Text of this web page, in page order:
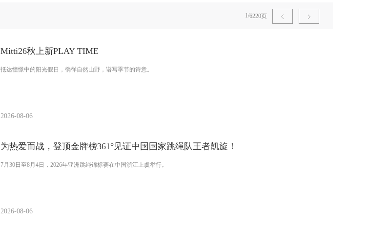
1/6220页
Mitti26秋上新PLAY TIME
抵达憧憬中的阳光假日，徜徉自然山野，谱写季节的诗意。
2026-08-06
为热爱而战，登顶金牌榜361°见证中国国家跳绳队王者凯旋！
7月30日至8月4日，2026年亚洲跳绳锦标赛在中国浙江上虞举行。
2026-08-06